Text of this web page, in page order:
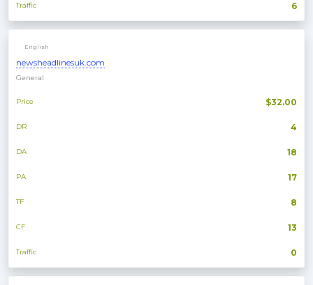
6
Traffic
English
newsheadlinesuk.com
General
$32.00
Price
4
DR
18
DA
17
PA
8
TF
13
CF
0
Traffic